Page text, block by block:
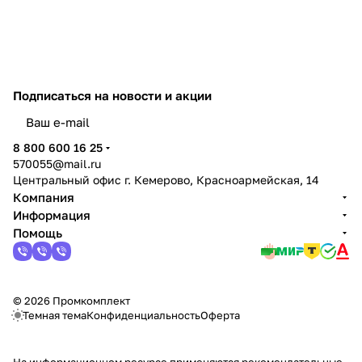
Подписаться на новости и акции
8 800 600 16 25
570055@mail.ru
Центральный офис г. Кемерово, Красноармейская, 14
Компания
Информация
Помощь
© 2026 Промкомплект
Темная темаКонфиденциальностьОферта